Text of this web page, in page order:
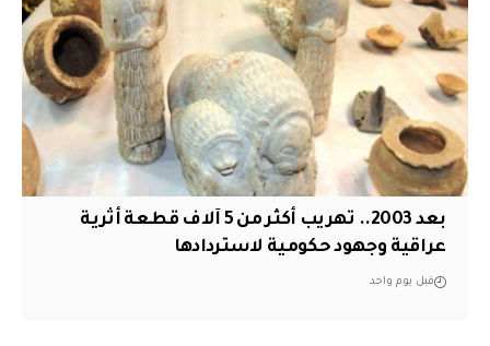
بعد 2003.. تهريب أكثر من 5 آلاف قطعة أثرية
عراقية وجهود حكومية لاستردادها
قبل يوم واحد